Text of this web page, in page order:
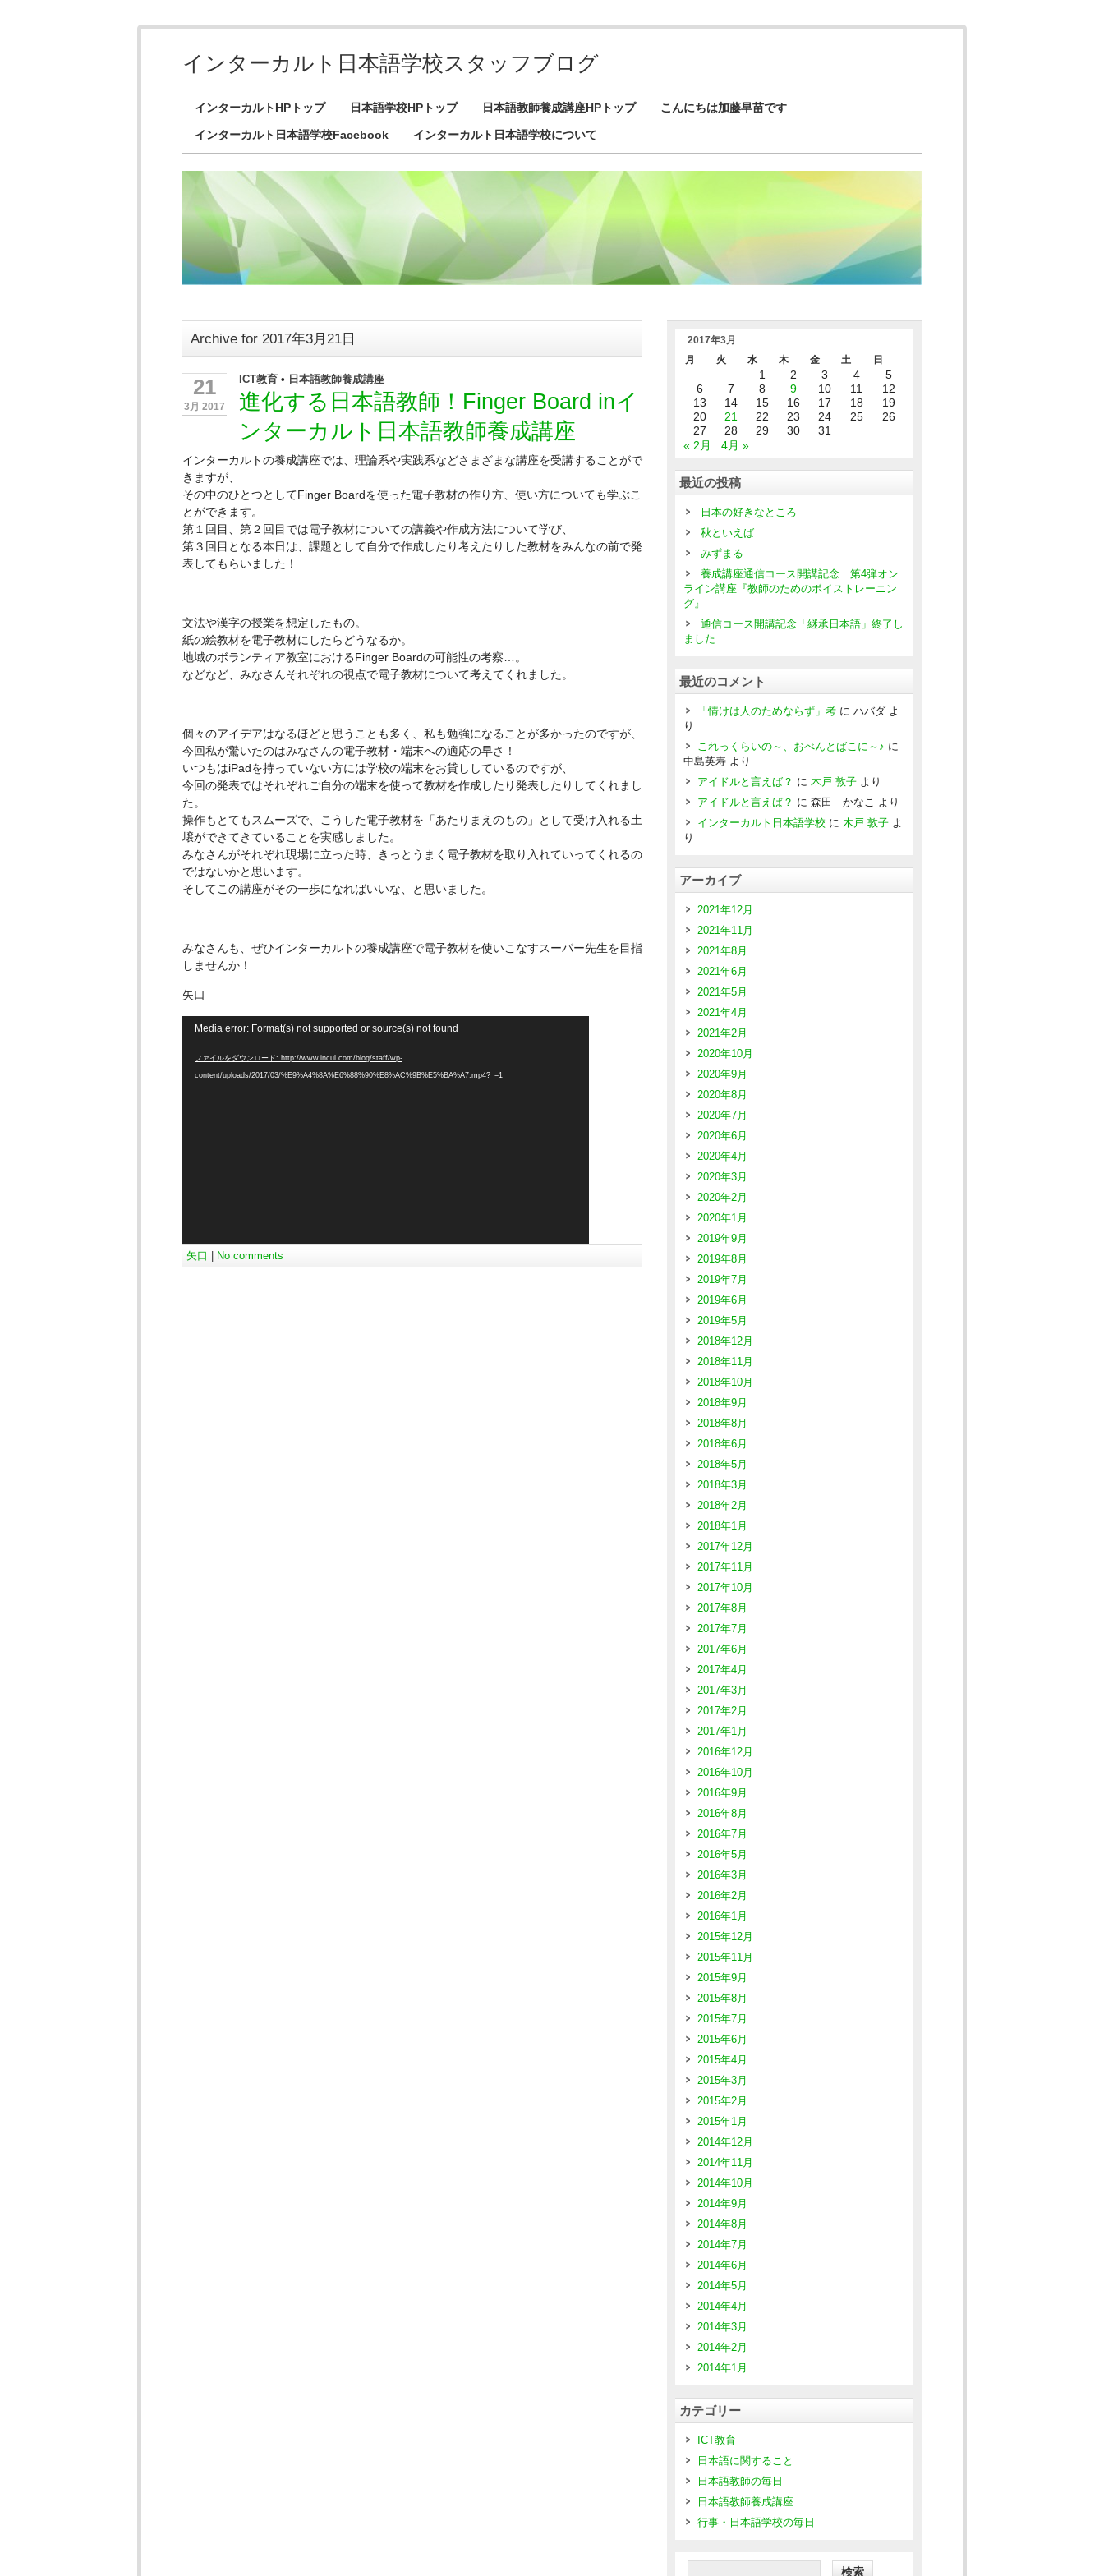
インターカルト日本語学校スタッフブログ
インターカルトHPトップ 日本語学校HPトップ 日本語教師養成講座HPトップ こんにちは加藤早苗です
インターカルト日本語学校Facebook インターカルト日本語学校について
Archive for 2017年3月21日
21
3月 2017
ICT教育 • 日本語教師養成講座
進化する日本語教師！Finger Board inイ
ンターカルト日本語教師養成講座
インターカルトの養成講座では、理論系や実践系などさまざまな講座を受講することがで
きますが、
その中のひとつとしてFinger Boardを使った電子教材の作り方、使い方についても学ぶこ
とができます。
第１回目、第２回目では電子教材についての講義や作成方法について学び、
第３回目となる本日は、課題として自分で作成したり考えたりした教材をみんなの前で発
表してもらいました！
文法や漢字の授業を想定したもの。
紙の絵教材を電子教材にしたらどうなるか。
地域のボランティア教室におけるFinger Boardの可能性の考察…。
などなど、みなさんそれぞれの視点で電子教材について考えてくれました。
個々のアイデアはなるほどと思うことも多く、私も勉強になることが多かったのですが、
今回私が驚いたのはみなさんの電子教材・端末への適応の早さ！
いつもはiPadを持っていない方には学校の端末をお貸ししているのですが、
今回の発表ではそれぞれご自分の端末を使って教材を作成したり発表したりしてくれまし
た。
操作もとてもスムーズで、こうした電子教材を「あたりまえのもの」として受け入れる土
壌ができてきていることを実感しました。
みなさんがそれぞれ現場に立った時、きっとうまく電子教材を取り入れていってくれるの
ではないかと思います。
そしてこの講座がその一歩になればいいな、と思いました。
みなさんも、ぜひインターカルトの養成講座で電子教材を使いこなすスーパー先生を目指
しませんか！
矢口
Media error: Format(s) not supported or source(s) not found
ファイルをダウンロード: http://www.incul.com/blog/staff/wp-
content/uploads/2017/03/%E9%A4%8A%E6%88%90%E8%AC%9B%E5%BA%A7.mp4?_=1
矢口 No comments
2017年3月
月
火 水 木 金 土 日
1 2 3 4
5
6
7 8 9 10 11
12
13
14 15 16 17 18
19
20
21 22 23 24 25
26
27
28 29 30
31
« 2月
4月 »
最近の投稿
日本の好きなところ
秋といえば
みずまる
養成講座通信コース開講記念 第4弾オン
ライン講座『教師のためのボイストレーニン
グ』
通信コース開講記念「継承日本語」終了し
ました
最近のコメント
「情けは人のためならず」考 に ハバダ よ
り
これっくらいの～、おべんとばこに～♪ に
中島英寿 より
アイドルと言えば？ に 木戸 敦子 より
アイドルと言えば？ に 森田 かなこ より
インターカルト日本語学校 に 木戸 敦子 よ
り
アーカイブ
2021年12月
2021年11月
2021年8月
2021年6月
2021年5月
2021年4月
2021年2月
2020年10月
2020年9月
2020年8月
2020年7月
2020年6月
2020年4月
2020年3月
2020年2月
2020年1月
2019年9月
2019年8月
2019年7月
2019年6月
2019年5月
2018年12月
2018年11月
2018年10月
2018年9月
2018年8月
2018年6月
2018年5月
2018年3月
2018年2月
2018年1月
2017年12月
2017年11月
2017年10月
2017年8月
2017年7月
2017年6月
2017年4月
2017年3月
2017年2月
2017年1月
2016年12月
2016年10月
2016年9月
2016年8月
2016年7月
2016年5月
2016年3月
2016年2月
2016年1月
2015年12月
2015年11月
2015年9月
2015年8月
2015年7月
2015年6月
2015年4月
2015年3月
2015年2月
2015年1月
2014年12月
2014年11月
2014年10月
2014年9月
2014年8月
2014年7月
2014年6月
2014年5月
2014年4月
2014年3月
2014年2月
2014年1月
カテゴリー
ICT教育
日本語に関すること
日本語教師の毎日
日本語教師養成講座
行事・日本語学校の毎日